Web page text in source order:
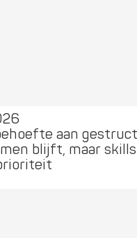
aan
blijft, maar